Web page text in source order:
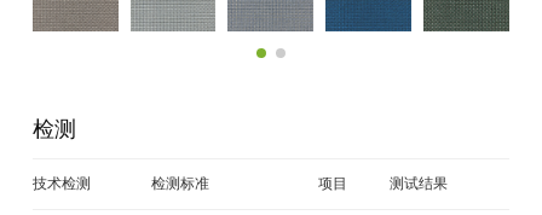
检测
技术检测 检测标准 项目 测试结果